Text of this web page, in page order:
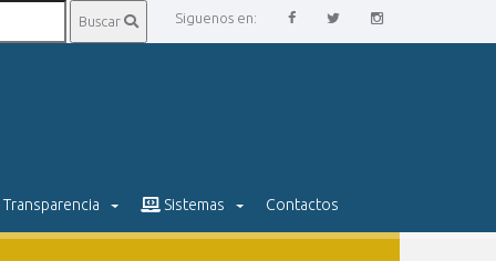
Siguenos en:
Buscar
Transparencia Sistemas Contactos